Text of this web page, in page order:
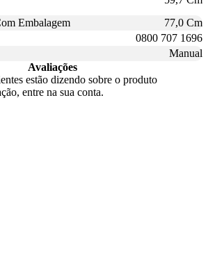
Embalagem
77,0 Cm
0800 707 1696
Manual
Avaliações
estão dizendo sobre o produto
entre na sua conta.